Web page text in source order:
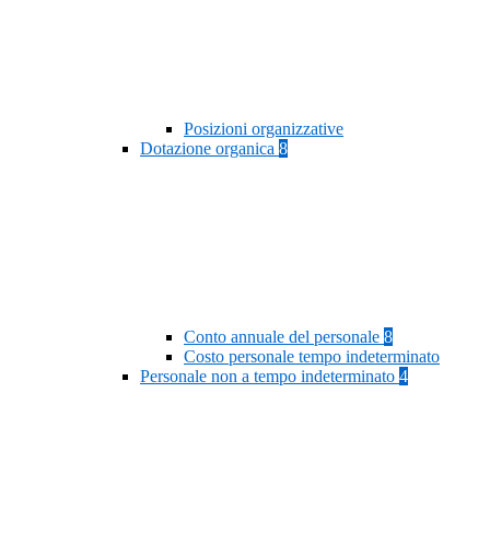
Posizioni organizzative
Dotazione organica 8
Conto annuale del personale 8
Costo personale tempo indeterminato
Personale non a tempo indeterminato 4